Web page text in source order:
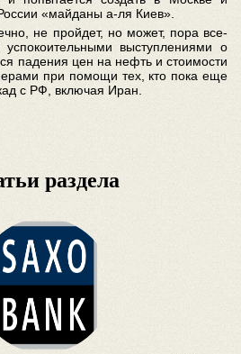
«майданы а-ля Киев».
не пройдет, но может, пора все-
успокоительными выступлениями о
падения цен на нефть и стоимости
при помощи тех, кто пока еще
с РФ, включая Иран.
раздела